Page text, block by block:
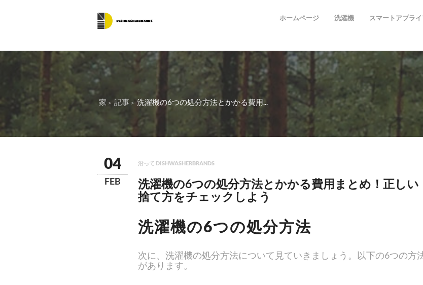
ホームページ 洗濯機 スマートアプラ
家 記事 洗濯機の6つの処分方法とかかる費用...
04
FEB
沿って DISHWASHERBRANDS
洗濯機の6つの処分方法とかかる費用まとめ！正しい
捨て方をチェックしよう
洗濯機の6つの処分方法
次に、洗濯機の処分方法について見ていきましょう。以下の6つの方
があります。